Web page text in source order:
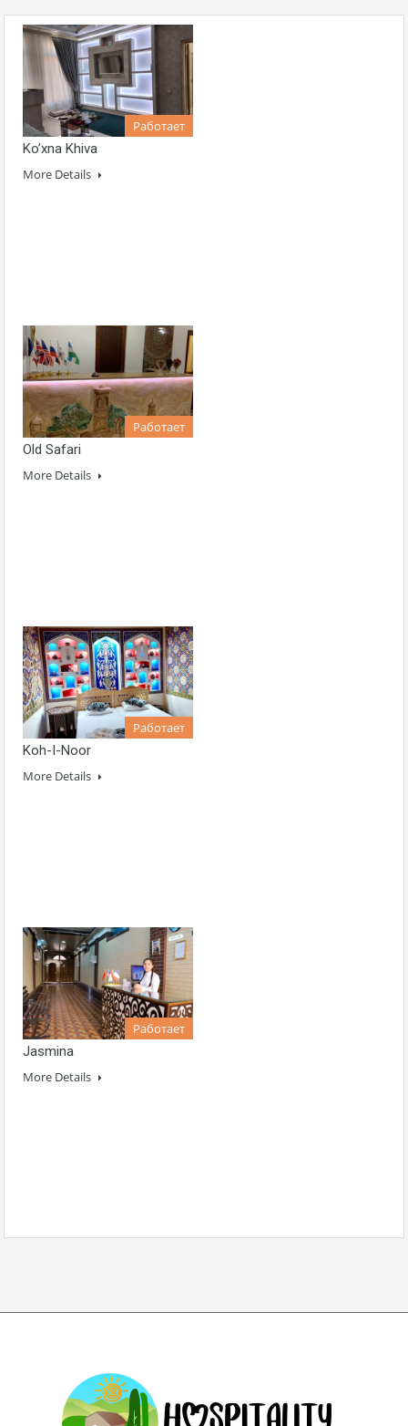
Работает
Ko’xna Khiva
More Details
Работает
Old Safari
More Details
Работает
Koh-I-Noor
More Details
Работает
Jasmina
More Details